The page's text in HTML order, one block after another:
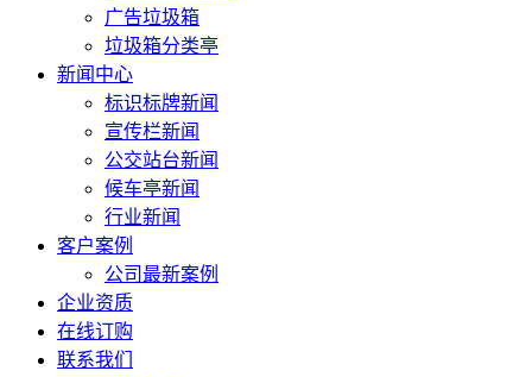
广告垃圾箱
垃圾箱分类亭
新闻中心
标识标牌新闻
宣传栏新闻
公交站台新闻
候车亭新闻
行业新闻
客户案例
公司最新案例
企业资质
在线订购
联系我们